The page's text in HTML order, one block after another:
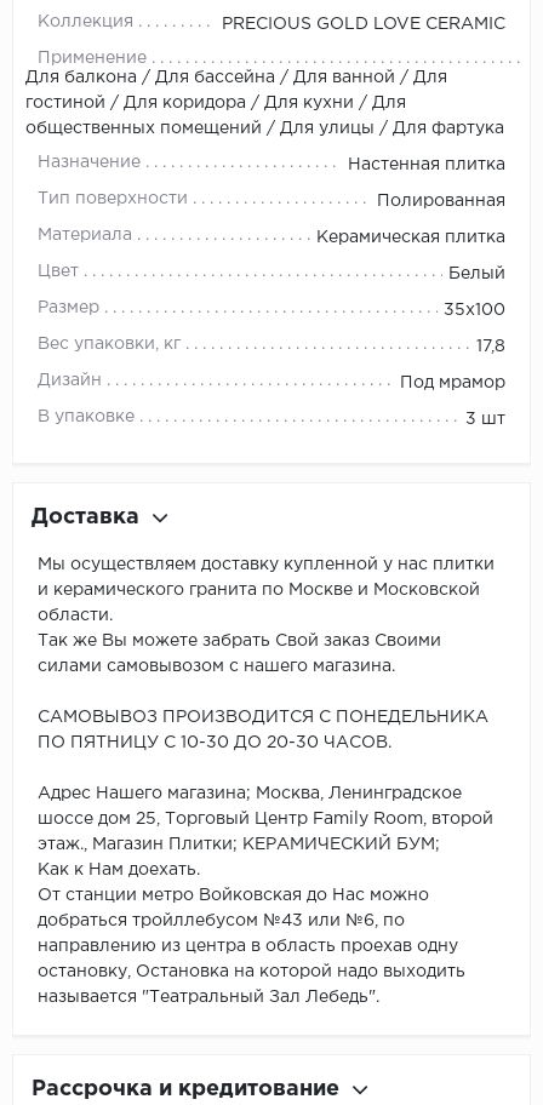
Коллекция PRECIOUS GOLD LOVE CERAMIC
Применение
Для балкона / Для бассейна / Для ванной / Для
гостиной / Для коридора / Для кухни / Для
общественных помещений / Для улицы / Для фартука
Назначение Настенная плитка
Тип поверхности Полированная
Материала Керамическая плитка
Цвет Белый
Размер 35х100
Вес упаковки, кг 17,8
Дизайн Под мрамор
В упаковке 3 шт
Доставка
Мы осуществляем доставку купленной у нас плитки
и керамического гранита по Москве и Московской
области.
Так же Вы можете забрать Свой заказ Своими
силами самовывозом с нашего магазина.
САМОВЫВОЗ ПРОИЗВОДИТСЯ С ПОНЕДЕЛЬНИКА
ПО ПЯТНИЦУ С 10-30 ДО 20-30 ЧАСОВ.
Адрес Нашего магазина; Москва, Ленинградское
шоссе дом 25, Торговый Центр Family Room, второй
этаж., Магазин Плитки; КЕРАМИЧЕСКИЙ БУМ;
Как к Нам доехать.
От станции метро Войковская до Нас можно
добраться тройллебусом №43 или №6, по
направлению из центра в область проехав одну
остановку, Остановка на которой надо выходить
называется "Театральный Зал Лебедь".
Рассрочка и кредитование